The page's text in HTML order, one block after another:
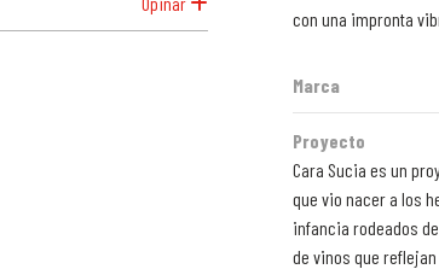
con una impronta
Marca
Proyecto
Cara Sucia es un
que vio nacer a los
infancia rodeados
de vinos que